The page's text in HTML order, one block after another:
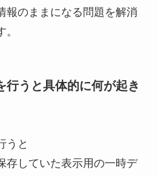
報のままになる問題を解消
行うと具体的に何が起き
うと
存していた表示用の一時デ